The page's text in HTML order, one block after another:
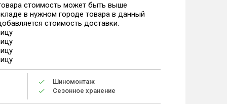
стоимость может быть выше
в нужном городе товара в данный
стоимость доставки.
Шиномонтаж
Сезонное хранение